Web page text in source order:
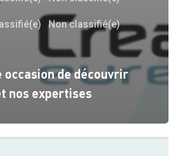
Non classifié(e)
occasion de découvrir
nos expertises